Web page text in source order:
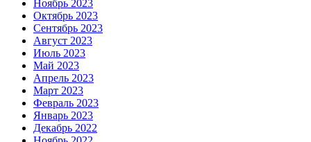
Ноябрь 2023
Октябрь 2023
Сентябрь 2023
Август 2023
Июль 2023
Май 2023
Апрель 2023
Март 2023
Февраль 2023
Январь 2023
Декабрь 2022